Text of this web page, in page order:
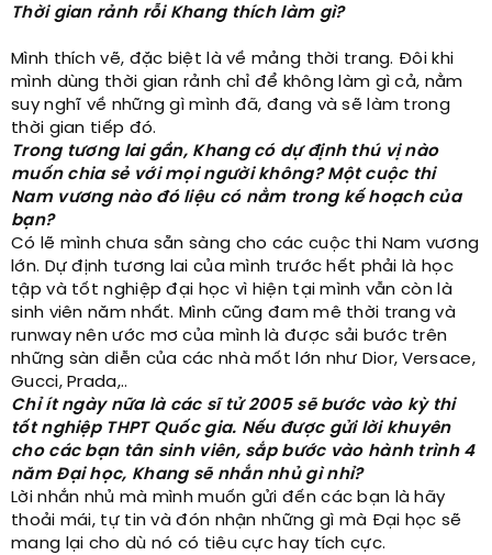
Thời gian rảnh rỗi Khang thích làm gì?
Mình thích vẽ, đặc biệt là về mảng thời trang. Đôi khi
mình dùng thời gian rảnh chỉ để không làm gì cả, nằm
suy nghĩ về những gì mình đã, đang và sẽ làm trong
thời gian tiếp đó.
Trong tương lai gần, Khang có dự định thú vị nào
muốn chia sẻ với mọi người không? Một cuộc thi
Nam vương nào đó liệu có nằm trong kế hoạch của
bạn?
Có lẽ mình chưa sẵn sàng cho các cuộc thi Nam vương
lớn. Dự định tương lai của mình trước hết phải là học
tập và tốt nghiệp đại học vì hiện tại mình vẫn còn là
sinh viên năm nhất. Mình cũng đam mê thời trang và
runway nên ước mơ của mình là được sải bước trên
những sàn diễn của các nhà mốt lớn như Dior, Versace,
Gucci, Prada,..
Chỉ ít ngày nữa là các sĩ tử 2005 sẽ bước vào kỳ thi
tốt nghiệp THPT Quốc gia. Nếu được gửi lời khuyên
cho các bạn tân sinh viên, sắp bước vào hành trình 4
năm Đại học, Khang sẽ nhắn nhủ gì nhỉ?
Lời nhắn nhủ mà mình muốn gửi đến các bạn là hãy
thoải mái, tự tin và đón nhận những gì mà Đại học sẽ
mang lại cho dù nó có tiêu cực hay tích cực.